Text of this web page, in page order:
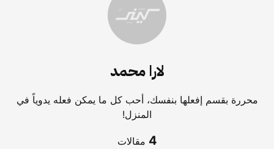
لارا محمد
محررة بقسم إفعلها بنفسك، أحب كل ما يمكن فعله يدوياً في
المنزل!
4 مقالات